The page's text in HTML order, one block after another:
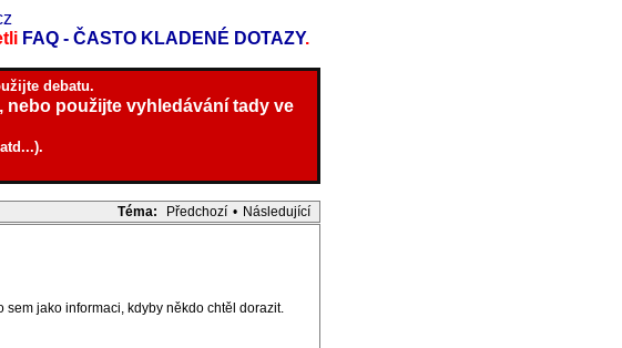
FAQ - ČASTO KLADENÉ DOTAZY.
debatu.
nebo použijte vyhledávání tady ve
Téma:
Předchozí • Následující
jako informaci, kdyby někdo chtěl dorazit.